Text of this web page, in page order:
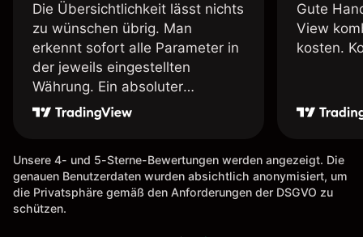
Die Übersichtlichkeit lässt nichts
zu wünschen übrig. Man
erkennt sofort alle Parameter in
der jeweils eingestellten
Währung. Ein absoluter
Pluspunkt an dieser Stelle.
Gute
View
kosten.
Unsere 4- und 5-Sterne-Bewertungen werden angezeigt. Die
genauen Benutzerdaten wurden absichtlich anonymisiert, um
die Privatsphäre gemäß den Anforderungen der DSGVO zu
schützen.